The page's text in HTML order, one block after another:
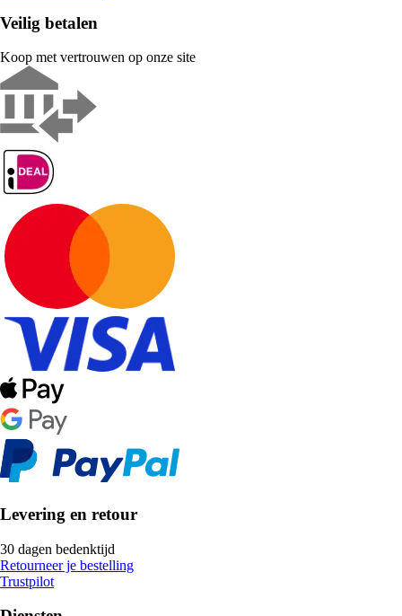
Veilig betalen
Koop met vertrouwen op onze site
Levering en retour
30 dagen bedenktijd
Retourneer je bestelling
Trustpilot